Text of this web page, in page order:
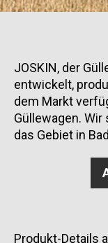
JOSKIN, der
entwickelt,
dem Markt
Güllewagen.
das Gebiet in
Produkt-Details